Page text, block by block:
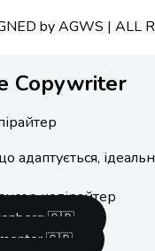
by AGWS | ALL
Copywriter
адаптується,
🇬🇧
🇬🇧